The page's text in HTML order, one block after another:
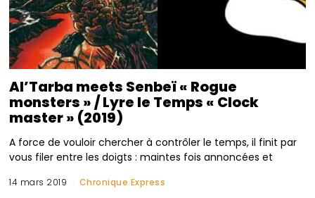
Al’Tarba meets Senbeï « Rogue
monsters » / Lyre le Temps « Clock
master » (2019)
A force de vouloir chercher à contrôler le temps, il finit par
vous filer entre les doigts : maintes fois annoncées et
14 mars 2019 Chronique Express